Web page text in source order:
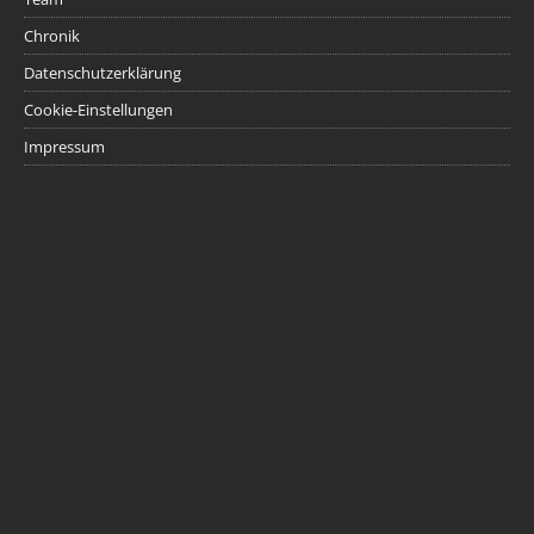
Chronik
Datenschutzerklärung
Cookie-Einstellungen
Impressum